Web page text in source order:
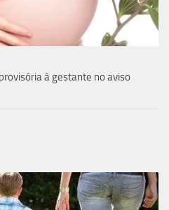
à gestante no aviso